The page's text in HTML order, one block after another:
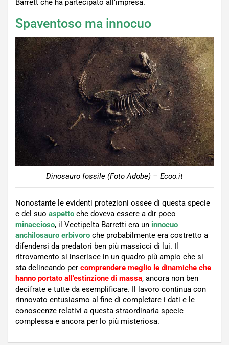
Barrett che ha partecipato all’impresa.
Spaventoso ma innocuo
Dinosauro fossile (Foto Adobe) – Ecoo.it
Nonostante le evidenti protezioni ossee di questa specie
e del suo aspetto che doveva essere a dir poco
minaccioso, il Vectipelta Barretti era un innocuo
anchilosauro erbivoro che probabilmente era costretto a
difendersi da predatori ben più massicci di lui. Il
ritrovamento si inserisce in un quadro più ampio che si
sta delineando per comprendere meglio le dinamiche che
hanno portato all’estinzione di massa, ancora non ben
decifrate e tutte da esemplificare. Il lavoro continua con
rinnovato entusiasmo al fine di completare i dati e le
conoscenze relativi a questa straordinaria specie
complessa e ancora per lo più misteriosa.